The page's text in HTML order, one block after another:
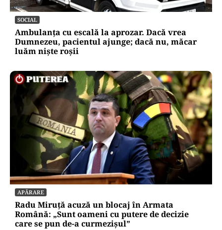
SOCIAL
Ambulanța cu escală la aprozar. Dacă vrea
Dumnezeu, pacientul ajunge; dacă nu, măcar
luăm niște roșii
APĂRARE
Radu Miruță acuză un blocaj în Armata
Română: „Sunt oameni cu putere de decizie
care se pun de-a curmezișul”